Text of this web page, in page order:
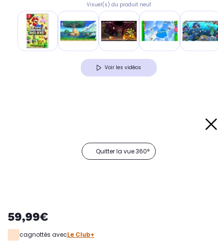
Visuel(s) du produit neuf
Voir les vidéos
Quitter la vue 360°
59,99€
cagnottés avecLe Club+